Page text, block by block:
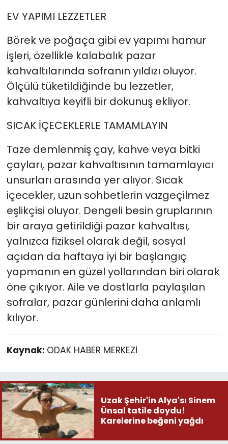
EV YAPIMI LEZZETLER
Börek ve poğaça gibi ev yapımı hamur
işleri, özellikle kalabalık pazar
kahvaltılarında sofranın yıldızı oluyor.
Ölçülü tüketildiğinde bu lezzetler,
kahvaltıya keyifli bir dokunuş ekliyor.
SICAK İÇECEKLERLE TAMAMLAYIN
Taze demlenmiş çay, kahve veya bitki
çayları, pazar kahvaltısının tamamlayıcı
unsurları arasında yer alıyor. Sıcak
içecekler, uzun sohbetlerin vazgeçilmez
eşlikçisi oluyor. Dengeli besin gruplarının
bir araya getirildiği pazar kahvaltısı,
yalnızca fiziksel olarak değil, sosyal
açıdan da haftaya iyi bir başlangıç
yapmanın en güzel yollarından biri olarak
öne çıkıyor. Aile ve dostlarla paylaşılan
sofralar, pazar günlerini daha anlamlı
kılıyor.
Kaynak: ODAK HABER MERKEZİ
Uzak Şehir'in Alya'sı Sinem
Ünsal tatile doydu!
Karelerine beğeni yağdı